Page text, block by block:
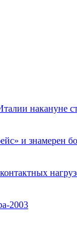
накануне
и знамерен
2003